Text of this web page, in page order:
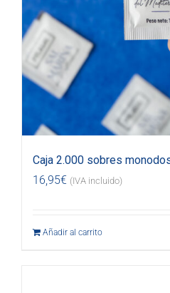
Caja 2.000 sobres
16,95€ (IVA incluido)
Añadir al carrito